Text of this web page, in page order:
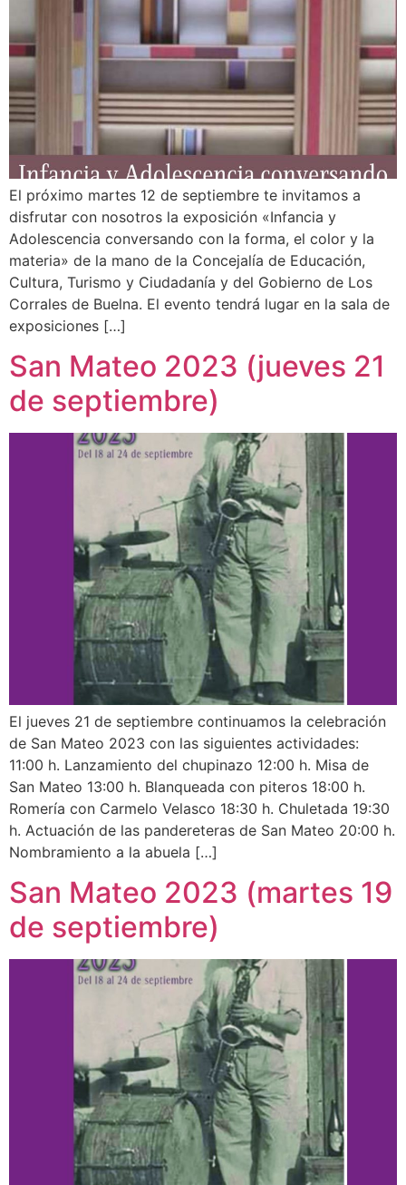
El próximo martes 12 de septiembre te invitamos a
disfrutar con nosotros la exposición «Infancia y
Adolescencia conversando con la forma, el color y la
materia» de la mano de la Concejalía de Educación,
Cultura, Turismo y Ciudadanía y del Gobierno de Los
Corrales de Buelna. El evento tendrá lugar en la sala de
exposiciones […]
San Mateo 2023 (jueves 21
de septiembre)
El jueves 21 de septiembre continuamos la celebración
de San Mateo 2023 con las siguientes actividades:
11:00 h. Lanzamiento del chupinazo 12:00 h. Misa de
San Mateo 13:00 h. Blanqueada con piteros 18:00 h.
Romería con Carmelo Velasco 18:30 h. Chuletada 19:30
h. Actuación de las pandereteras de San Mateo 20:00 h.
Nombramiento a la abuela […]
San Mateo 2023 (martes 19
de septiembre)